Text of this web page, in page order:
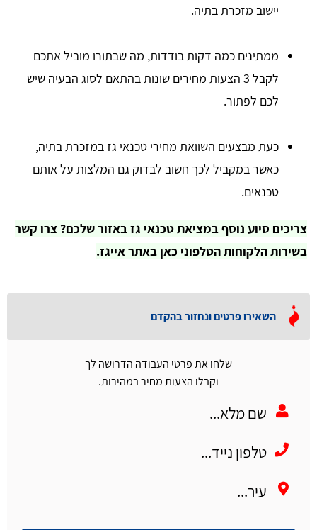
יישוב מזכרת בתיה.
ממתינים כמה דקות בודדות, מה שבתורו מוביל אתכם
לקבל 3 הצעות מחירים שונות בהתאם לסוג הבעיה שיש
לכם לפתור.
כעת מבצעים השוואת מחירי טכנאי גז במזכרת בתיה,
כאשר במקביל לכך חשוב לבדוק גם המלצות על אותם
טכנאים.
צריכים סיוע נוסף במציאת טכנאי גז באזור שלכם? צרו קשר
בשירות הלקוחות הטלפוני כאן באתר אייגז.
השאירו פרטים ונחזור בהקדם
שלחו את פרטי העבודה הדרושה לך
וקבלו הצעות מחיר במהירות.